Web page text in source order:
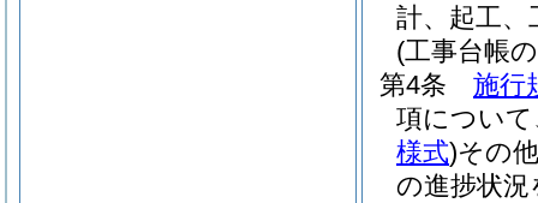
計、起工
(工事台帳
第4条
施行
項につい
様式)その
の進捗状